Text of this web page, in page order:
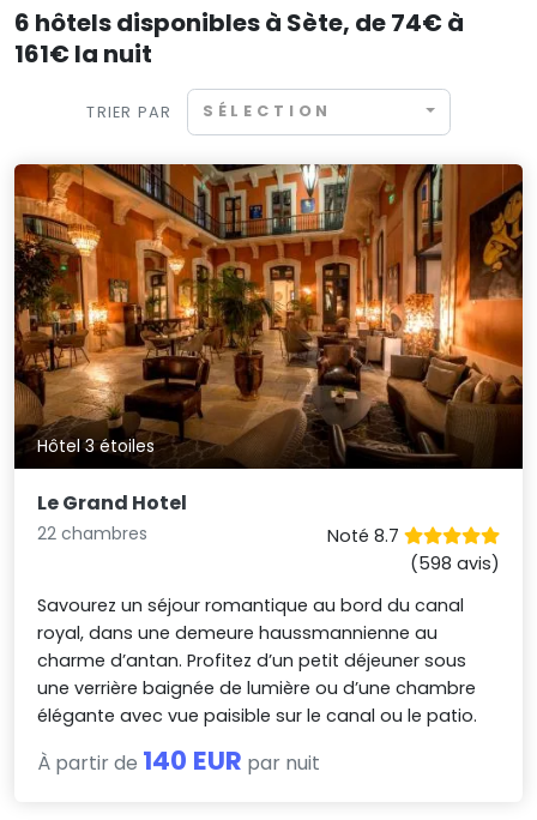
6 hôtels disponibles à Sète, de 74€ à
161€ la nuit
TRIER PAR SÉLECTION
Hôtel 3 étoiles
Le Grand Hotel
22 chambres
Noté 8.7
(598 avis)
Savourez un séjour romantique au bord du canal
royal, dans une demeure haussmannienne au
charme d’antan. Profitez d’un petit déjeuner sous
une verrière baignée de lumière ou d’une chambre
élégante avec vue paisible sur le canal ou le patio.
À partir de 140 EUR par nuit